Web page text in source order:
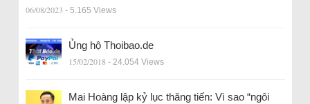
06/08/2023 - 5.165 Views
Ủng hộ Thoibao.de
15/02/2018 - 24.054 Views
Mai Hoàng lập kỷ lục thăng tiến: Vì sao “ngôi